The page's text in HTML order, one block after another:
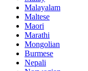
Malayalam
Maltese
Maori
Marathi
Mongolian
Burmese
Nepali